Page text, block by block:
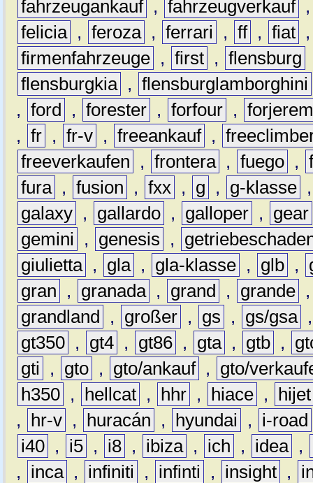
fahrzeugankauf , fahrzeugverkauf
felicia , feroza , ferrari , ff , fiat
firmenfahrzeuge , first , flensburg
flensburgkia , flensburglamborghini
, ford , forester , forfour ,
, fr , fr-v , freeankauf ,
freeverkaufen
, frontera , fuego ,
fura , fusion , fxx , g , g-klasse
galaxy , gallardo , galloper ,
gear
gemini
, genesis ,
giulietta , gla , gla-klasse , glb ,
gran
, granada , grand , grande
grandland
, großer , gs , gs/gsa
gt350 , gt4 , gt86 , gta , gtb ,
gti
, gto , gto/ankauf ,
gto/
h350 , hellcat , hhr , hiace ,
hijet
,
hr-v , huracán , hyundai ,
i-road
i40 , i5 , i8 , ibiza , ich , idea ,
,
inca , infiniti , infinti , insight ,